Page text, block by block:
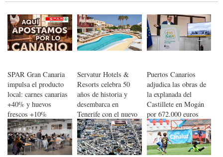
SPAR Gran Canaria
impulsa el producto
local: carnes canarias
+40% y huevos
frescos +10%
Servatur Hotels &
Resorts celebra 50
años de historia y
desembarca en
Tenerife con el nuevo
Servatur Isora Suites
Puertos Canarios
adjudica las obras de
la explanada del
Castillete en Mogán
por 672.000 euros